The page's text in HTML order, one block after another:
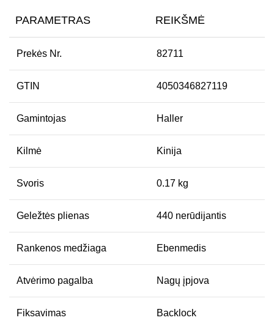
PARAMETRAS REIKŠMĖ
Prekės Nr. 82711
GTIN 4050346827119
Gamintojas Haller
Kilmė Kinija
Svoris 0.17 kg
Geležtės plienas 440 nerūdijantis
Rankenos medžiaga Ebenmedis
Atvėrimo pagalba Nagų įpjova
Fiksavimas Backlock